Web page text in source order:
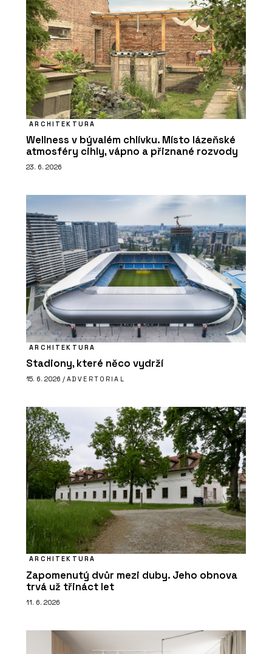
ARCHITEKTURA
Wellness v bývalém chlívku. Místo lázeňské
atmosféry cihly, vápno a přiznané rozvody
23. 6. 2026
ARCHITEKTURA
Stadiony, které něco vydrží
15. 6. 2026 / ADVERTORIAL
ARCHITEKTURA
Zapomenutý dvůr mezi duby. Jeho obnova
trvá už třináct let
11. 6. 2026